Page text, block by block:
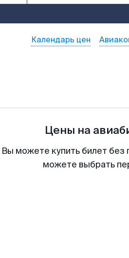
Календарь цен
Цены на
Вы можете купить билет
можете выбрать